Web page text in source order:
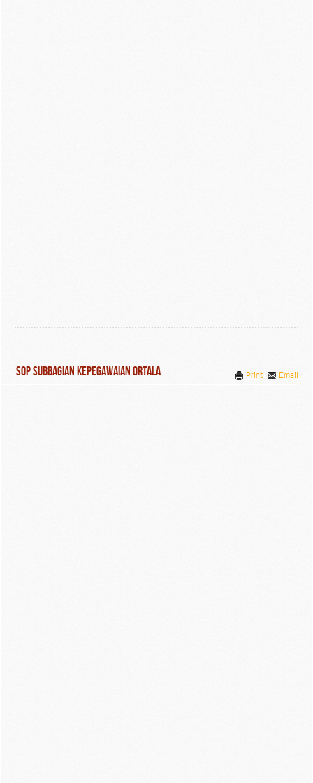
Email
Print
SOP Subbagian Kepegawaian Ortala